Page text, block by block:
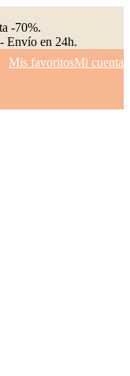
-70%.
Envío en 24h.
Mis favoritosMi cuenta